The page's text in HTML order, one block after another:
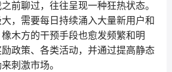
前聊过，往往呈现一种狂热状态。
，需要每日持续涌入大量新用户和
木方的干预手段也愈发频繁和明
政策、各类活动，并通过提高静态
刺激市场。